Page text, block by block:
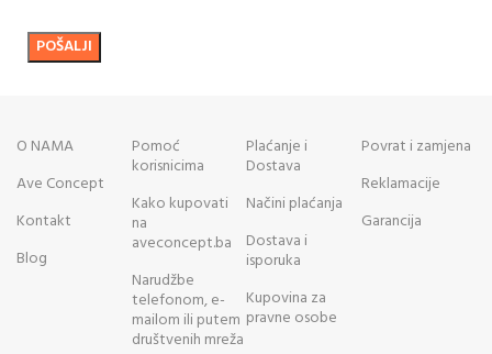
O NAMA
Ave Concept
Kontakt
Blog
Pomoć
korisnicima
Kako kupovati
na
aveconcept.ba
Narudžbe
telefonom, e-
mailom ili putem
društvenih mreža
Plaćanje i
Dostava
Načini plaćanja
Dostava i
isporuka
Kupovina za
pravne osobe
Povrat i zamjena
Reklamacije
Garancija